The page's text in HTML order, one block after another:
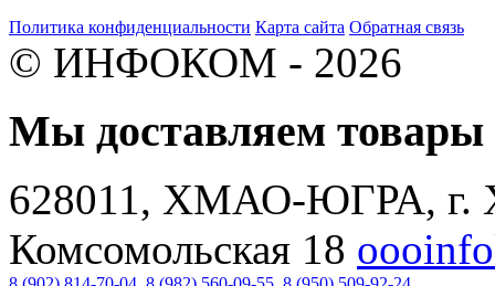
Политика конфиденциальности Карта сайта Обратная связь
© ИНФОКОМ - 2026
Мы доставляем
628011, ХМАО-ЮГРА, г.
Комсомольская 18